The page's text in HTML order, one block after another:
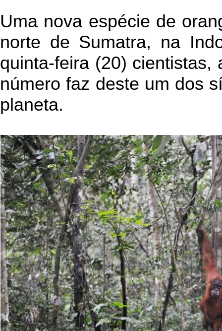
Uma nova espécie de
norte de Sumatra, na
quinta-feira (20) cientistas,
número faz deste um dos
planeta.